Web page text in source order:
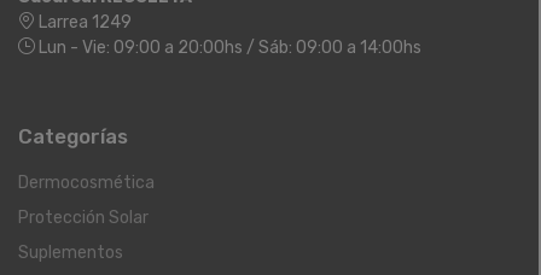
Larrea 1249
Lun - Vie: 09:00 a 20:00hs / Sáb: 09:00 a 14:00hs
Categorías
Dermocosmética
Protección Solar
Suplementos